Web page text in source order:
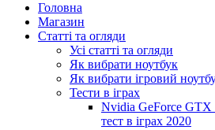
Головна
Магазин
Статті та огляди
Усі статті та огляди
Як вибрати ноутбук
Як вибрати ігровий
Тести в іграх
Nvidia GeForce GTX
тест в іграх 2020